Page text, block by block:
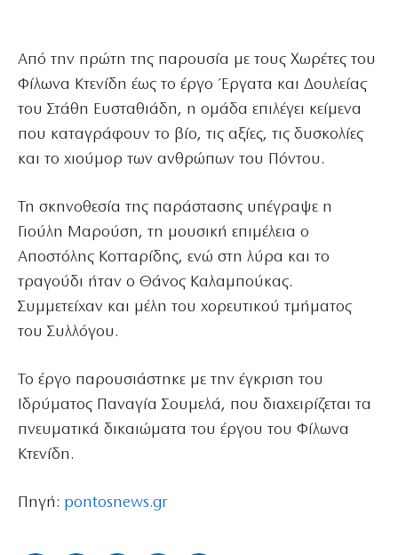
Από την πρώτη της παρουσία με τους Χωρέτες του
Φίλωνα Κτενίδη έως το έργο Έργατα και Δουλείας
του Στάθη Ευσταθιάδη, η ομάδα επιλέγει κείμενα
που καταγράφουν το βίο, τις αξίες, τις δυσκολίες
και το χιούμορ των ανθρώπων του Πόντου.
Τη σκηνοθεσία της παράστασης υπέγραψε η
Γιούλη Μαρούση, τη μουσική επιμέλεια ο
Αποστόλης Κοτταρίδης, ενώ στη λύρα και το
τραγούδι ήταν ο Θάνος Καλαμπούκας.
Συμμετείχαν και μέλη του χορευτικού τμήματος
του Συλλόγου.
Το έργο παρουσιάστηκε με την έγκριση του
Ιδρύματος Παναγία Σουμελά, που διαχειρίζεται τα
πνευματικά δικαιώματα του έργου του Φίλωνα
Κτενίδη.
Πηγή: pontosnews.gr